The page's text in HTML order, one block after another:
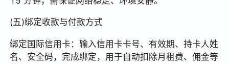
(五)绑定收款与付款方式
绑定国际信用卡：输入信用卡卡号、有效期、持卡人姓
名、安全码，完成绑定，用于自动扣除月租费、佣金等